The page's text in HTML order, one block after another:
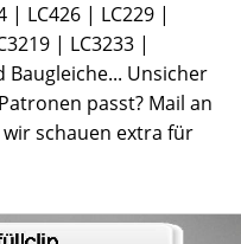
| LC426 | LC229 |
| LC3233 |
Baugleiche... Unsicher
passt? Mail an
schauen extra für